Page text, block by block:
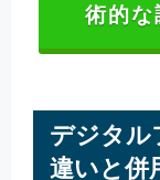
術的な
デジタル
違いと併